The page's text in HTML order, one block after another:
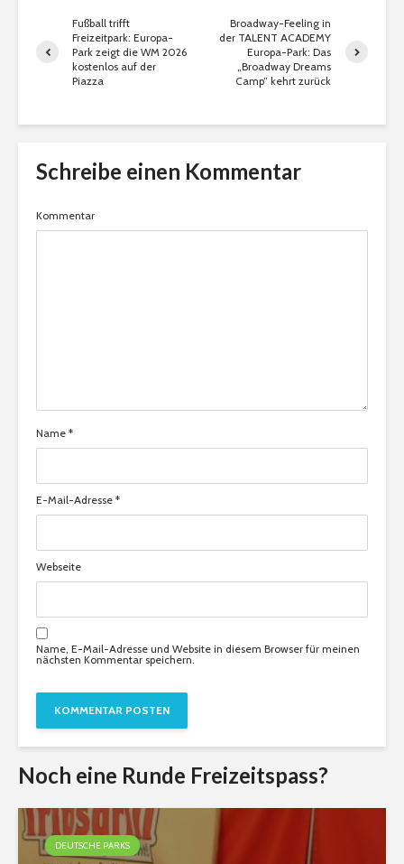
Fußball trifft
Freizeitpark: Europa-
Park zeigt die WM 2026
kostenlos auf der
Piazza
Broadway-Feeling in
der TALENT ACADEMY
Europa-Park: Das
„Broadway Dreams
Camp” kehrt zurück
Schreibe einen Kommentar
Kommentar
Name *
E-Mail-Adresse *
Webseite
Name, E-Mail-Adresse und Website in diesem Browser für meinen
nächsten Kommentar speichern.
Noch eine Runde Freizeitspass?
DEUTSCHE PARKS